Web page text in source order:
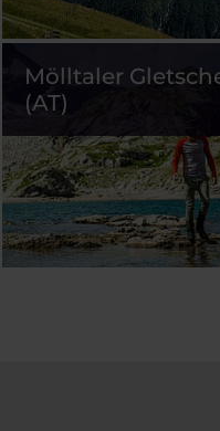
Mölltaler
(AT)